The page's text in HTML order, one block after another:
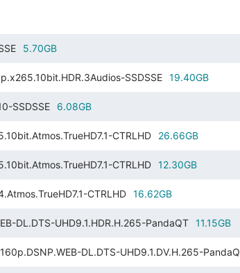
5.70GB
SSDSSE 19.40GB
SSDSSE 6.08GB
CTRLHD 26.66GB
CTRLHD 12.30GB
CTRLHD 16.62GB
DL.DTS-UHD9.1.HDR.H.265-PandaQT 11.15GB
DL.DTS-UHD9.1.DV.H.265-